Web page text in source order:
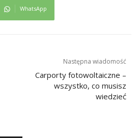
WhatsApp
Następna wiadomość
Carporty fotowoltaiczne –
wszystko, co musisz
wiedzieć